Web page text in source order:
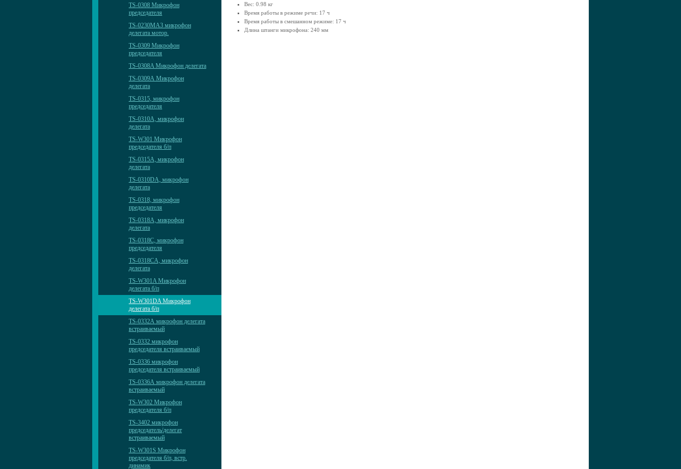
TS-0308 Микрофон
председателя
TS-0230MА3 микрофон
делегата мотор.
TS-0309 Микрофон
председателя
TS-0308A Микрофон делегата
TS-0309А Микрофон
делегата
TS-0315, микрофон
председателя
TS-0310А, микрофон
делегата
TS-W301 Микрофон
председателя б/п
TS-0315A, микрофон
делегата
TS-0310DА, микрофон
делегата
TS-0318, микрофон
председателя
TS-0318A, микрофон
делегата
TS-0318C, микрофон
председателя
TS-0318CA, микрофон
делегата
TS-W301A Микрофон
делегата б/п
TS-W301DA Микрофон
делегата б/п
TS-0332А микрофон делегата
встраиваемый
TS-0332 микрофон
председателя встраиваемый
TS-0336 микрофон
председателя встраиваемый
TS-0336А микрофон делегата
встраиваемый
TS-W302 Микрофон
председателя б/п
TS-3402 микрофон
председатель/делегат
встраиваемый
TS-W301S Микрофон
председателя б/п, встр.
динамик
Вес: 0.98 кг
Время работы в режиме речи: 17 ч
Время работы в смешанном режиме: 17 ч
Длина штанги микрофона: 240 мм